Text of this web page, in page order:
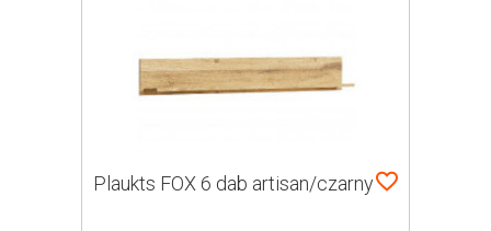
Plaukts FOX 6 dab artisan/czarny